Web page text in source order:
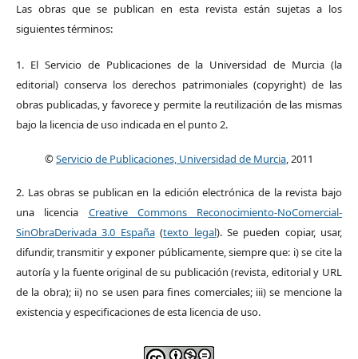
Las obras que se publican en esta revista están sujetas a los
siguientes términos:
1. El Servicio de Publicaciones de la Universidad de Murcia (la
editorial) conserva los derechos patrimoniales (copyright) de las
obras publicadas, y favorece y permite la reutilización de las mismas
bajo la licencia de uso indicada en el punto 2.
©Servicio de Publicaciones, Universidad de Murcia , 2011
2. Las obras se publican en la edición electrónica de la revista bajo
una licencia Creative Commons Reconocimiento-NoComercial-
SinObraDerivada 3.0 España(texto legal). Se pueden copiar, usar,
difundir, transmitir y exponer públicamente, siempre que: i) se cite la
autoría y la fuente original de su publicación (revista, editorial y URL
de la obra); ii) no se usen para fines comerciales; iii) se mencione la
existencia y especificaciones de esta licencia de uso.